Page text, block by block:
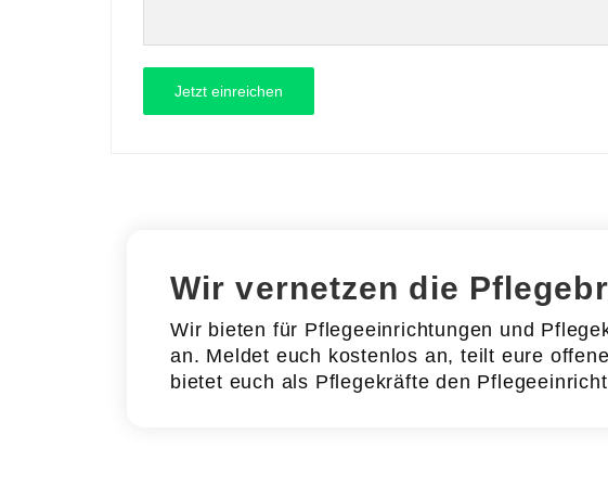
Wir vernetzen die
Wir bieten für Pflegeeinrichtungen und
an. Meldet euch kostenlos an, teilt eure
bietet euch als Pflegekräfte den